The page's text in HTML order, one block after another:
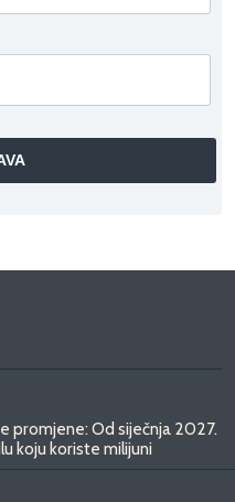
promjene: Od siječnja 2027.
koju koriste milijuni